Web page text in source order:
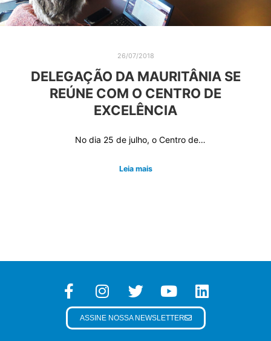
26/07/2018
DELEGAÇÃO DA MAURITÂNIA SE
REÚNE COM O CENTRO DE
EXCELÊNCIA
No dia 25 de julho, o Centro de…
Leia mais
ASSINE NOSSA NEWSLETTER